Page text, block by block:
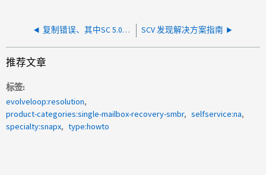
复制错误、其中SC 5.0/6.0无法找到源/目标快照 SCV 发现解决方案指南
推荐文章
标签
evolveloop:resolution
product-categories:single-mailbox-recovery-smbr
selfservice:na
specialty:snapx
type:howto